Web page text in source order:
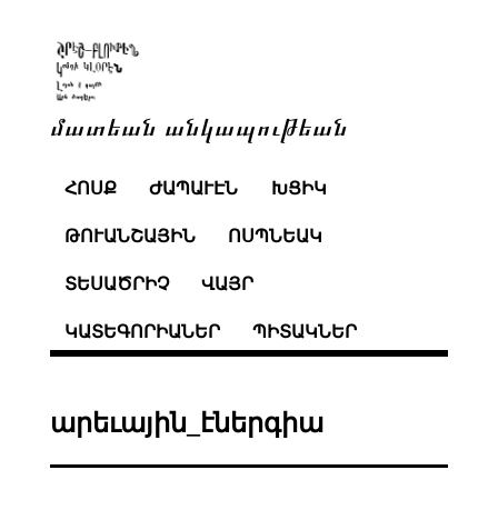
մատեան անկապութեան
ՀՈՍՔ ԺԱՊԱՒԷՆ ԽՑԻԿ
ԹՈՒԱՆՇԱՅԻՆ ՈՍՊՆԵԱԿ
ՏԵՍԱԾՐԻՉ ՎԱՅՐ
ԿԱՏԵԳՈՐԻԱՆԵՐ ՊԻՏԱԿՆԵՐ
արեւային_էներգիա